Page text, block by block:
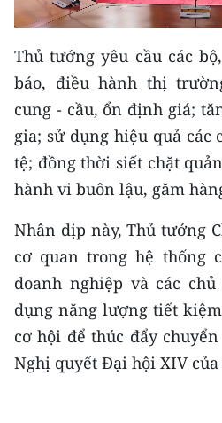
BẠN ĐỌC
KIỂM CHỨNG THÔNG TIN
TRI THỨC CHUYÊN SÂU
54 DÂN TỘC VIỆT NAM
CHƯƠNG TRÌNH OCOP - MỖI
MỘT SẢN PHẨM
RADIO
MEDIA CENTER
E-Magazine
Thủ tướng yêu cầu các
báo, điều hành thị
cung - cầu, ổn định giá;
gia; sử dụng hiệu quả các
tệ; đồng thời siết chặt
hành vi buôn lậu, găm
Nhân dịp này, Thủ tướng
cơ quan trong hệ thống
doanh nghiệp và các
dụng năng lượng tiết
cơ hội để thúc đẩy
Nghị quyết Đại hội XIV